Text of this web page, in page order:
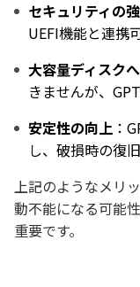
セキュリティの
UEFI機能と連携
大容量ディスク
きませんが、
安定性の向上 ：
し、破損時の復
上記のようなメリ
動不能になる可能
重要です。